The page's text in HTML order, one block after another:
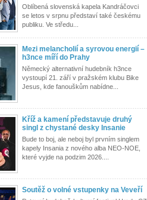
Oblíbená slovenská kapela Kandráčovci
se letos v srpnu představí také českému
publiku. Ve středu...
Mezi melancholií a syrovou energií –
h3nce míří do Prahy
Německý alternativní hudebník h3nce
vystoupí 21. září v pražském klubu Bike
Jesus, kde fanouškům nabídne...
Kříž a kamení představuje druhý
singl z chystané desky Insanie
Bude to boj, ale neboj byl prvním singlem
kapely Insania z nového alba NEO-NOE,
které vyjde na podzim 2026....
Soutěž o volné vstupenky na Veveří